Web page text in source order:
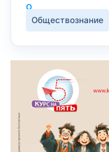
Обществознание